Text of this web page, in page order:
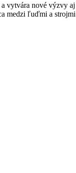
vytvára nové výzvy
ľuďmi a